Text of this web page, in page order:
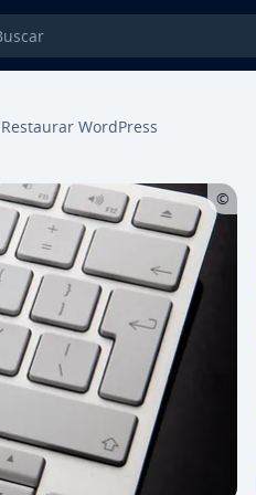
Restaurar WordPress